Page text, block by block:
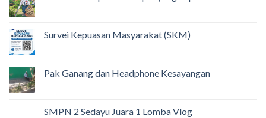
Survei Kepuasan Masyarakat (SKM)
Pak Ganang dan Headphone Kesayangan
SMPN 2 Sedayu Juara 1 Lomba Vlog